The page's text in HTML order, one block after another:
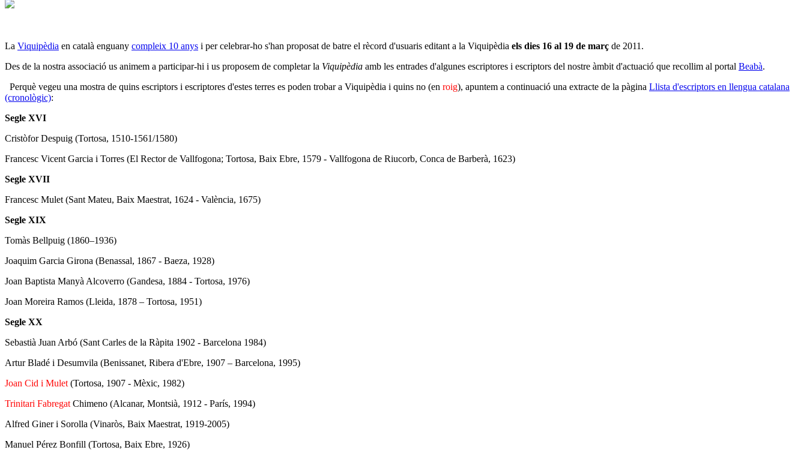
La Viquipèdia en català enguany compleix 10 anys i per celebrar-ho s'han proposat de batre el rècord d'usuaris editant a la Viquipèdia els dies 16 al 19 de març de 2011.
Des de la nostra associació us animem a participar-hi i us proposem de completar la Viquipèdia amb les entrades d'algunes escriptores i escriptors del nostre àmbit d'actuació que recollim al portal Beabà.
Perquè vegeu una mostra de quins escriptors i escriptores d'estes terres es poden trobar a Viquipèdia i quins no (en roig), apuntem a continuació una extracte de la pàgina Llista d'escriptors en llengua catalana
(cronològic):
Segle XVI
Cristòfor Despuig (Tortosa, 1510-1561/1580)
Francesc Vicent Garcia i Torres (El Rector de Vallfogona; Tortosa, Baix Ebre, 1579 - Vallfogona de Riucorb, Conca de Barberà, 1623)
Segle XVII
Francesc Mulet (Sant Mateu, Baix Maestrat, 1624 - València, 1675)
Segle XIX
Tomàs Bellpuig (1860–1936)
Joaquim Garcia Girona (Benassal, 1867 - Baeza, 1928)
Joan Baptista Manyà Alcoverro (Gandesa, 1884 - Tortosa, 1976)
Joan Moreira Ramos (Lleida, 1878 – Tortosa, 1951)
Segle XX
Sebastià Juan Arbó (Sant Carles de la Ràpita 1902 - Barcelona 1984)
Artur Bladé i Desumvila (Benissanet, Ribera d'Ebre, 1907 – Barcelona, 1995)
Joan Cid i Mulet (Tortosa, 1907 - Mèxic, 1982)
Trinitari Fabregat Chimeno (Alcanar, Montsià, 1912 - París, 1994)
Alfred Giner i Sorolla (Vinaròs, Baix Maestrat, 1919-2005)
Manuel Pérez Bonfill (Tortosa, Baix Ebre, 1926)